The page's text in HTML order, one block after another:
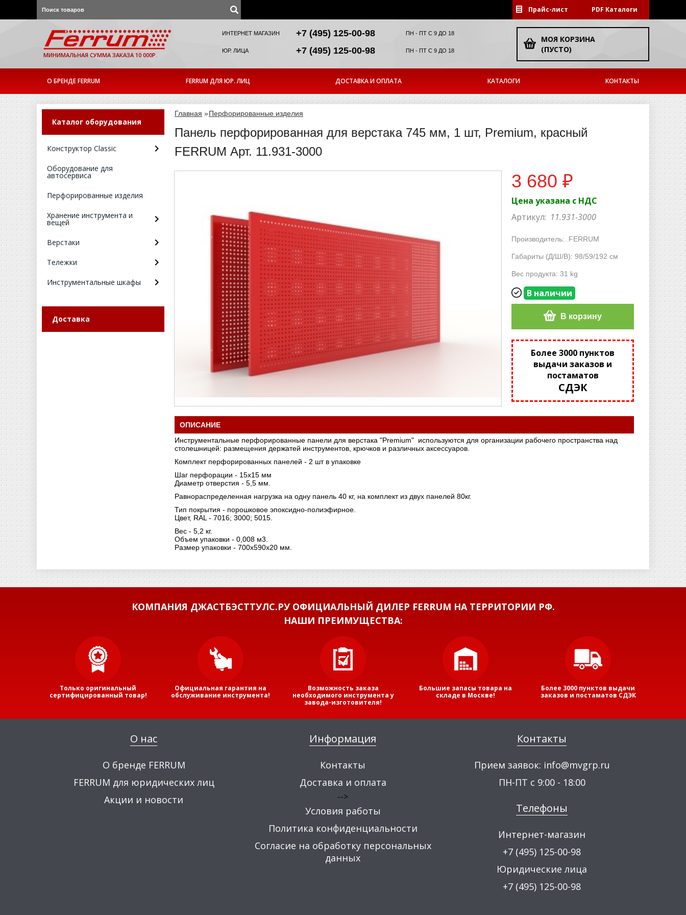
Прайс-лист PDF Каталоги
МИНИМАЛЬНАЯ СУММА ЗАКАЗА 10 000Р.
ИНТЕРНЕТ МАГАЗИН +7 (495) 125-00-98 ПН - ПТ С 9 ДО 18
ЮР. ЛИЦА +7 (495) 125-00-98 ПН - ПТ С 9 ДО 18
МОЯ КОРЗИНА
(ПУСТО)
О БРЕНДЕ FERRUM FERRUM ДЛЯ ЮР. ЛИЦ ДОСТАВКА И ОПЛАТА КАТАЛОГИ КОНТАКТЫ
Каталог оборудования
Конструктор Classic
Оборудование для
автосервиса
Перфорированные изделия
Хранение инструмента и
вещей
Верстаки
Тележки
Инструментальные шкафы
Доставка
Главная »Перфорированные изделия
Панель перфорированная для верстака 745 мм, 1 шт, Premium, красный
FERRUM Арт. 11.931-3000
3 680 ₽
Цена указана с НДС
Артикул: 11.931-3000
Производитель: FERRUM
Габариты (Д/Ш/В): 98/59/192 см
Вес продукта: 31 kg
В наличии
В корзину
Более 3000 пунктов
выдачи заказов и
постаматов
СДЭК
ОПИСАНИЕ
Инструментальные перфорированные панели для верстака "Premium" используются для организации рабочего пространства над
столешницей: размещения держатей инструментов, крючков и различных аксессуаров.
Комплект перфорированных панелей - 2 шт в упаковке
Шаг перфорации - 15х15 мм
Диаметр отверстия - 5,5 мм.
Равнораспределенная нагрузка на одну панель 40 кг, на комплект из двух панелей 80кг.
Тип покрытия - порошковое эпоксидно-полиэфирное.
Цвет, RAL - 7016; 3000; 5015.
Вес - 5,2 кг.
Объем упаковки - 0,008 м3.
Размер упаковки - 700х590х20 мм.
КОМПАНИЯ ДЖАСТБЭСТТУЛС.РУ ОФИЦИАЛЬНЫЙ ДИЛЕР FERRUM НА ТЕРРИТОРИИ РФ.
НАШИ ПРЕИМУЩЕСТВА:
Только оригинальный
сертифицированный товар!
Официальная гарантия на
обслуживание инструмента!
Возможность заказа
необходимого инструмента у
завода-изготовителя!
Большие запасы товара на
складе в Москве!
Более 3000 пунктов выдачи
заказов и постаматов СДЭК
О нас
О бренде FERRUM
FERRUM для юридических лиц
Акции и новости
Информация
Контакты
Доставка и оплата
-->
Условия работы
Политика конфиденциальности
Согласие на обработку персональных
данных
Контакты
Прием заявок: info@mvgrp.ru
ПН-ПТ с 9:00 - 18:00
Телефоны
Интернет-магазин
+7 (495) 125-00-98
Юридические лица
+7 (495) 125-00-98